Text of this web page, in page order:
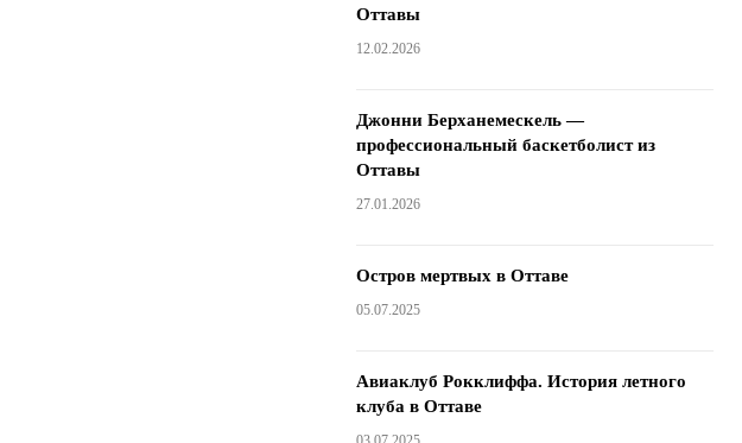
Оттавы
12.02.2026
Джонни Берханемескель —
профессиональный баскетболист из
Оттавы
27.01.2026
Остров мертвых в Оттаве
05.07.2025
Авиаклуб Рокклиффа. История летного
клуба в Оттаве